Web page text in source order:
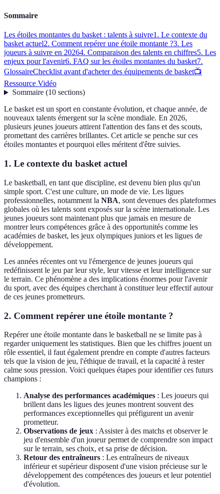
Sommaire
Les étoiles montantes du basket : talents à suivre1. Le contexte du
basket actuel2. Comment repérer une étoile montante ?3. Les
joueurs à suivre en 20264. Comparaison des talents en chiffres5. Les
enjeux pour l'avenir6. FAQ sur les étoiles montantes du basket7.
GlossaireChecklist avant d'acheter des équipements de basket📺
Ressource Vidéo
Sommaire(10 sections)
Le basket est un sport en constante évolution, et chaque année, de
nouveaux talents émergent sur la scène mondiale. En 2026,
plusieurs jeunes joueurs attirent l'attention des fans et des scouts,
promettant des carrières brillantes. Cet article se penche sur ces
étoiles montantes et pourquoi elles méritent d'être suivies.
1. Le contexte du basket actuel
Le basketball, en tant que discipline, est devenu bien plus qu'un
simple sport. C'est une culture, un mode de vie. Les ligues
professionnelles, notamment la NBA, sont devenues des plateformes
globales où les talents sont exposés sur la scène internationale. Les
jeunes joueurs sont maintenant plus que jamais en mesure de
montrer leurs compétences grâce à des opportunités comme les
académies de basket, les jeux olympiques juniors et les ligues de
développement.
Les années récentes ont vu l'émergence de jeunes joueurs qui
redéfinissent le jeu par leur style, leur vitesse et leur intelligence sur
le terrain. Ce phénomène a des implications énormes pour l'avenir
du sport, avec des équipes cherchant à constituer leur effectif autour
de ces jeunes prometteurs.
2. Comment repérer une étoile montante ?
Repérer une étoile montante dans le basketball ne se limite pas à
regarder uniquement les statistiques. Bien que les chiffres jouent un
rôle essentiel, il faut également prendre en compte d'autres facteurs
tels que la vision de jeu, l'éthique de travail, et la capacité à rester
calme sous pression. Voici quelques étapes pour identifier ces futurs
champions :
Analyse des performances académiques : Les joueurs qui
brillent dans les ligues des jeunes montrent souvent des
performances exceptionnelles qui préfigurent un avenir
prometteur.
Observations de jeux : Assister à des matchs et observer le
jeu d'ensemble d'un joueur permet de comprendre son impact
sur le terrain, ses choix, et sa prise de décision.
Retour des entraîneurs : Les entraîneurs de niveaux
inférieur et supérieur disposent d'une vision précieuse sur le
développement des compétences des joueurs et leur potentiel
d'évolution.